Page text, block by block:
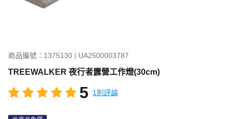
商品編號：1375130 | UA2500003787
TREEWALKER 夜行者露營工作燈(30cm)
5 1則評論